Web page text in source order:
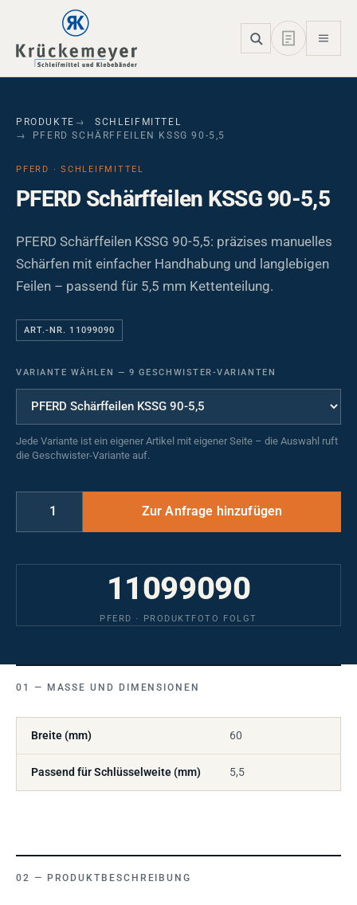
Skip to main navigation
Skip to main content
Skip to page footer
PRODUKTE
SCHLEIFMITTEL
PFERD SCHÄRFFEILEN KSSG 90-5,5
PFERD · SCHLEIFMITTEL
PFERD Schärffeilen KSSG 90-5,5
PFERD Schärffeilen KSSG 90-5,5: präzises manuelles
Schärfen mit einfacher Handhabung und langlebigen
Feilen – passend für 5,5 mm Kettenteilung.
ART.-NR. 11099090
VARIANTE WÄHLEN — 9 GESCHWISTER-VARIANTEN
Jede Variante ist ein eigener Artikel mit eigener Seite – die Auswahl ruft
die Geschwister-Variante auf.
11099090
PFERD · PRODUKTFOTO FOLGT
MASSE UND DIMENSIONEN
Breite (mm) 60
Passend für Schlüsselweite (mm) 5,5
PRODUKTBESCHREIBUNG